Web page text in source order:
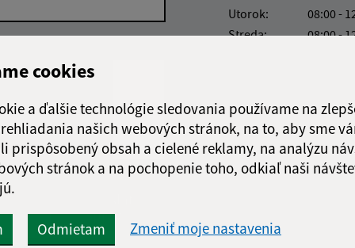
cookies
a ďalšie technológie sledovania používame na
našich webových stránok, na to, aby sme
prispôsobený obsah a cielené reklamy, na analýzu
stránok a na pochopenie toho, odkiaľ naši
Odmietam Zmeniť moje nastavenia
správu
Utorok:
08:00 -
Streda:
08:00 -
Obedňajšia